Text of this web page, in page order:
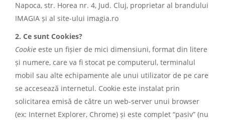
Napoca, str. Horea nr. 4, Jud. Cluj, proprietar al brandului
IMAGIA și al site-ului imagia.ro
2. Ce sunt Cookies?
Cookie este un fișier de mici dimensiuni, format din litere
și numere, care va fi stocat pe computerul, terminalul
mobil sau alte echipamente ale unui utilizator de pe care
se accesează internetul. Cookie este instalat prin
solicitarea emisă de către un web-server unui browser
(ex: Internet Explorer, Chrome) și este complet “pasiv” (nu